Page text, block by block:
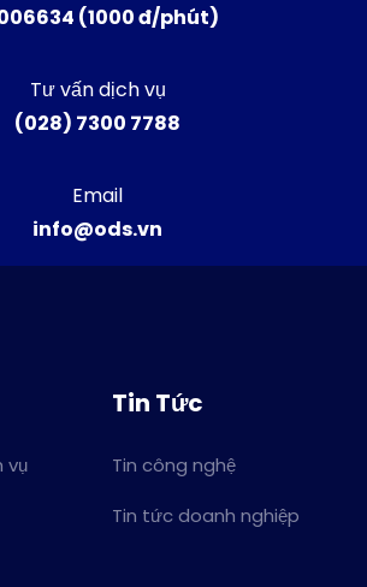
(1000 đ/phút)
Tư vấn dịch vụ
(028) 7300 7788
Email
info@ods.vn
vụ
Tin Tức
Tin công nghệ
Tin tức doanh nghiệp